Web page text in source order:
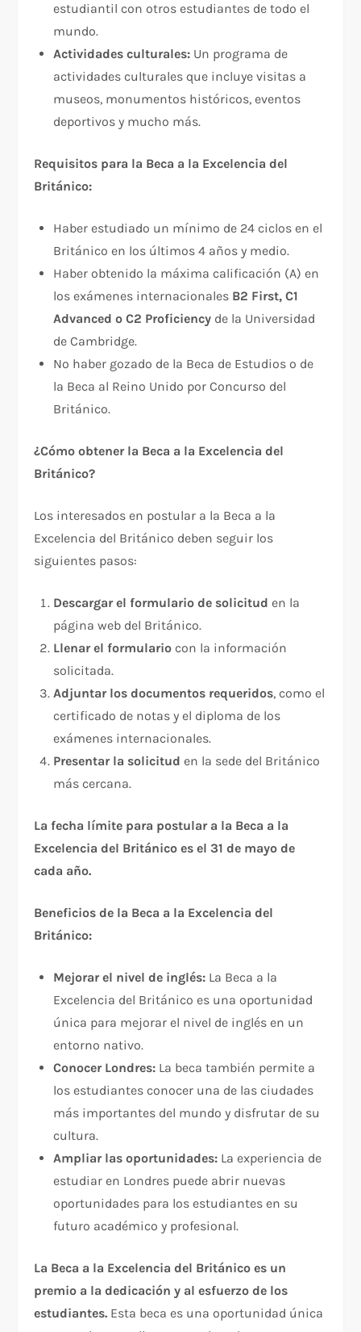
estudiantil con otros estudiantes de todo el
mundo.
Actividades culturales: Un programa de
actividades culturales que incluye visitas a
museos, monumentos históricos, eventos
deportivos y mucho más.
Requisitos para la Beca a la Excelencia del
Británico:
Haber estudiado un mínimo de 24 ciclos en el
Británico en los últimos 4 años y medio.
Haber obtenido la máxima calificación (A) en
los exámenes internacionales B2 First, C1
Advanced o C2 Proficiency de la Universidad
de Cambridge.
No haber gozado de la Beca de Estudios o de
la Beca al Reino Unido por Concurso del
Británico.
¿Cómo obtener la Beca a la Excelencia del
Británico?
Los interesados en postular a la Beca a la
Excelencia del Británico deben seguir los
siguientes pasos:
Descargar el formulario de solicitud en la
página web del Británico.
Llenar el formulario con la información
solicitada.
Adjuntar los documentos requeridos, como el
certificado de notas y el diploma de los
exámenes internacionales.
Presentar la solicitud en la sede del Británico
más cercana.
La fecha límite para postular a la Beca a la
Excelencia del Británico es el 31 de mayo de
cada año.
Beneficios de la Beca a la Excelencia del
Británico:
Mejorar el nivel de inglés: La Beca a la
Excelencia del Británico es una oportunidad
única para mejorar el nivel de inglés en un
entorno nativo.
Conocer Londres: La beca también permite a
los estudiantes conocer una de las ciudades
más importantes del mundo y disfrutar de su
cultura.
Ampliar las oportunidades: La experiencia de
estudiar en Londres puede abrir nuevas
oportunidades para los estudiantes en su
futuro académico y profesional.
La Beca a la Excelencia del Británico es un
premio a la dedicación y al esfuerzo de los
estudiantes. Esta beca es una oportunidad única